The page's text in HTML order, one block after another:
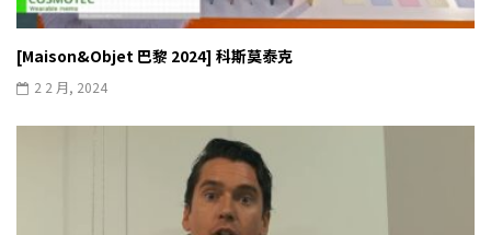
[Maison&Objet 巴黎 2024] 科斯莫泰克
2 2 月, 2024